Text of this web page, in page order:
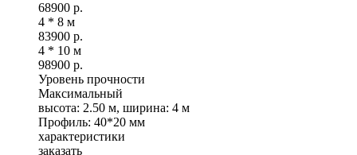
68900 р.
4 * 8 м
83900 р.
4 * 10 м
98900 р.
Уровень прочности
Максимальный
высота: 2.50 м, ширина: 4 м
Профиль: 40*20 мм
характеристики
заказать